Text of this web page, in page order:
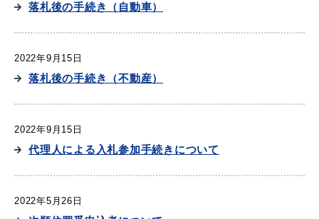
落札後の手続き（自動車）
2022年9月15日
落札後の手続き（不動産）
2022年9月15日
代理人による入札参加手続きについて
2022年5月26日